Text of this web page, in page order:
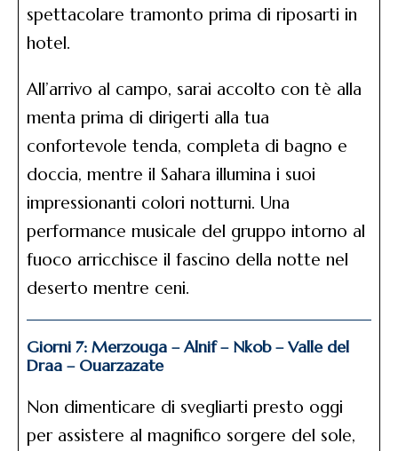
spettacolare tramonto prima di riposarti in
hotel.
All’arrivo al campo, sarai accolto con tè alla
menta prima di dirigerti alla tua
confortevole tenda, completa di bagno e
doccia, mentre il Sahara illumina i suoi
impressionanti colori notturni. Una
performance musicale del gruppo intorno al
fuoco arricchisce il fascino della notte nel
deserto mentre ceni.
Giorni 7: Merzouga – Alnif – Nkob – Valle del
Draa – Ouarzazate
Non dimenticare di svegliarti presto oggi
per assistere al magnifico sorgere del sole,